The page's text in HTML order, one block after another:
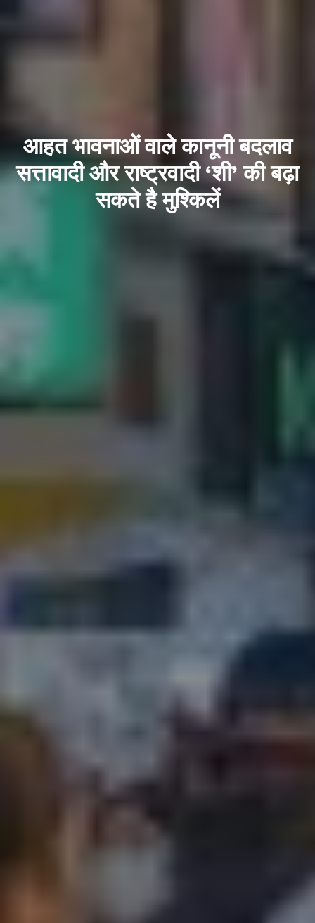
आहत भावनाओं वाले कानूनी बदलाव
सत्तावादी और राष्ट्रवादी ‘शी’ की बढ़ा
सकते है मुश्किलें